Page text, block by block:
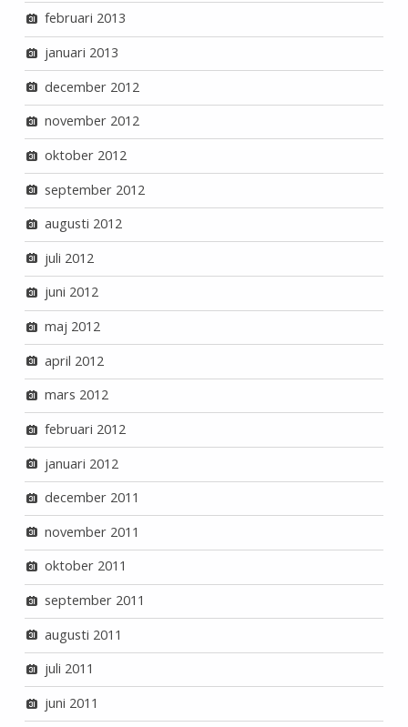
februari 2013
januari 2013
december 2012
november 2012
oktober 2012
september 2012
augusti 2012
juli 2012
juni 2012
maj 2012
april 2012
mars 2012
februari 2012
januari 2012
december 2011
november 2011
oktober 2011
september 2011
augusti 2011
juli 2011
juni 2011